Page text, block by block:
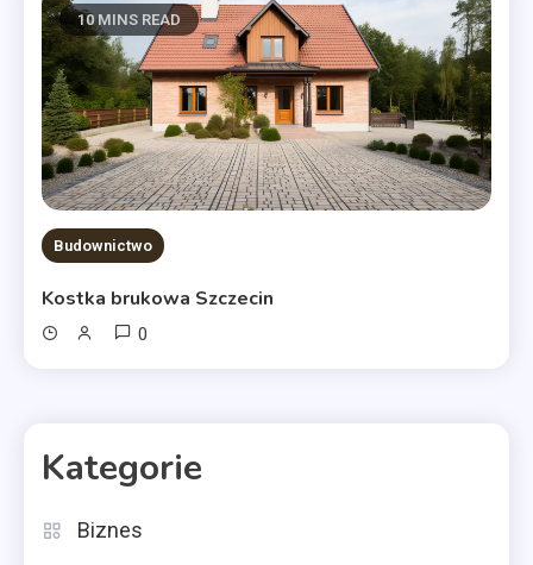
10 MINS READ
Budownictwo
Kostka brukowa Szczecin
0
Kategorie
Biznes